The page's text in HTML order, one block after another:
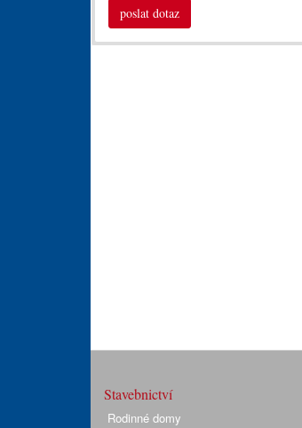
poslat dotaz
Stavebnictví
Rodinné domy